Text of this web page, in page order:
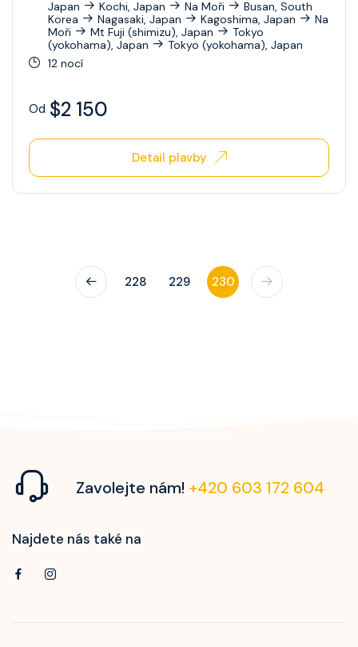
Ovation Of The Seas
Quantum Of The Seas
Rhapsody Of The Seas
Serenade Of The Seas
Utopia Of The Seas
Celebrity Beyond
Celebrity Boundless
Celebrity Compass
Celebrity Constellation
Japan
Kochi, Japan Na Moři
Busan, South
Korea
Nagasaki, Japan Kagoshima, Japan
Na
Moři
Mt Fuji (shimizu), Japan
Tokyo
(yokohama), Japan
Tokyo (yokohama), Japan
12 nocí
Od $2 150
Detail plavby
228 229 230
Zavolejte nám! +420 603 172 604
Najdete nás také na